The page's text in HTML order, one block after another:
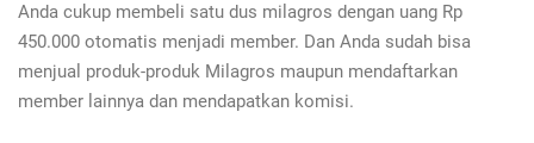
Anda cukup membeli satu dus milagros dengan uang Rp
450.000 otomatis menjadi member. Dan Anda sudah bisa
menjual produk-produk Milagros maupun mendaftarkan
member lainnya dan mendapatkan komisi.